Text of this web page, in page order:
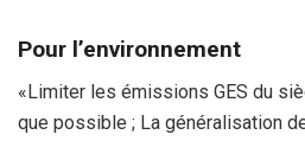
Pour l’environnement
«Limiter les émissions GES du
que possible ; La généralisation